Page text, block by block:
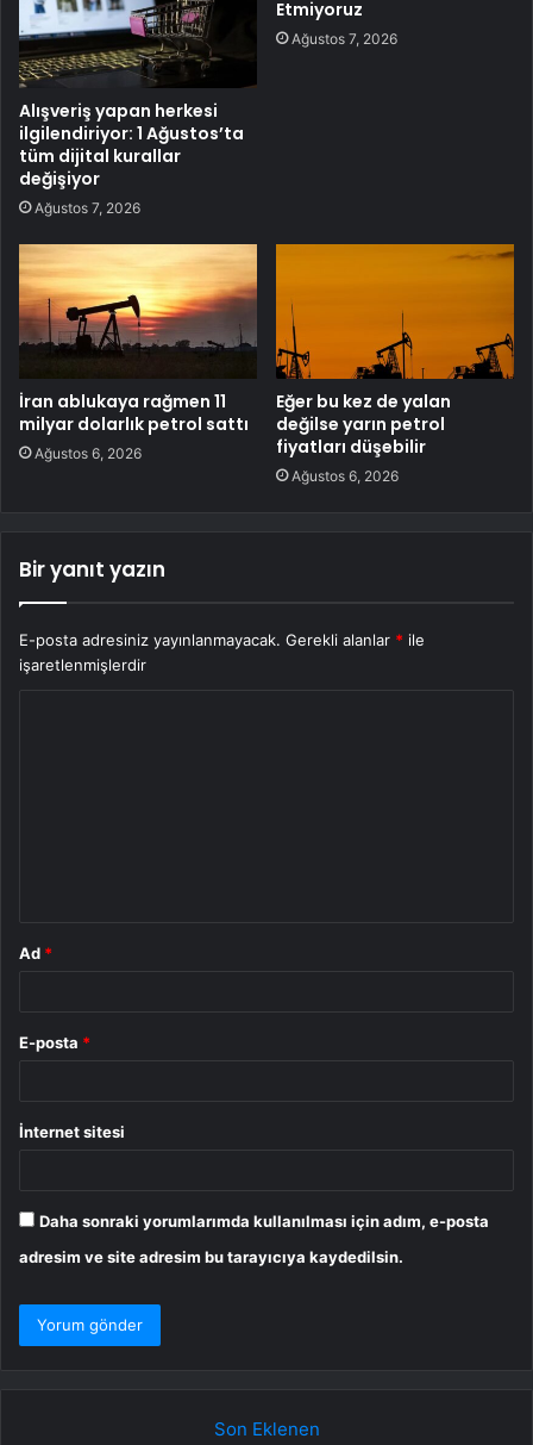
Alışveriş yapan herkesi
ilgilendiriyor: 1 Ağustos’ta
tüm dijital kurallar
değişiyor
Ağustos 7, 2026
Etmiyoruz
Ağustos 7, 2026
İran ablukaya rağmen 11
milyar dolarlık petrol sattı
Ağustos 6, 2026
Eğer bu kez de yalan
değilse yarın petrol
fiyatları düşebilir
Ağustos 6, 2026
Bir yanıt yazın
E-posta adresiniz yayınlanmayacak. Gerekli alanlar * ile
işaretlenmişlerdir
Ad *
E-posta *
İnternet sitesi
Daha sonraki yorumlarımda kullanılması için adım, e-posta
adresim ve site adresim bu tarayıcıya kaydedilsin.
Son Eklenen